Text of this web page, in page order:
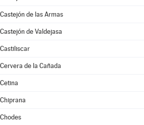
Castejón de las Armas
Castejón de Valdejasa
Castiliscar
Cervera de la Cañada
Cetina
Chiprana
Chodes